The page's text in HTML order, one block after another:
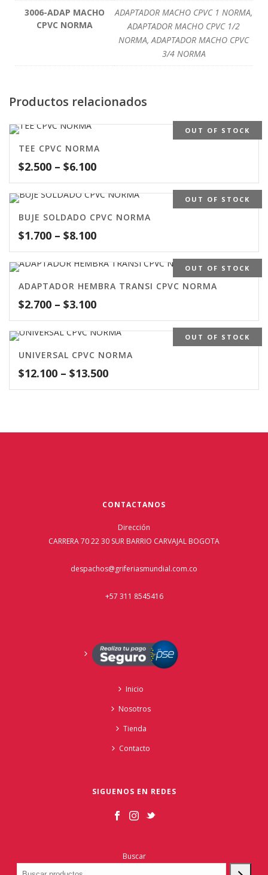
3006-ADAP MACHO
CPVC NORMA
ADAPTADOR MACHO CPVC 1 NORMA,
ADAPTADOR MACHO CPVC 1/2
NORMA, ADAPTADOR MACHO CPVC
3/4 NORMA
Productos relacionados
OUT OF STOCK
TEE CPVC NORMA
$2.500 – $6.100
OUT OF STOCK
BUJE SOLDADO CPVC NORMA
$1.700 – $8.100
OUT OF STOCK
ADAPTADOR HEMBRA TRANSI CPVC NORMA
$2.700 – $3.100
OUT OF STOCK
UNIVERSAL CPVC NORMA
$12.100 – $13.500
CONTACTANOS
Dirección
CARRERA 70 22 30 SUR BARRIO CARVAJAL BOGOTA
despachos@griferiasmundial.com.co
+57 311 8545416
Inicio
Nosotros
Tienda
Contacto
SIGUENOS EN REDES
Buscar